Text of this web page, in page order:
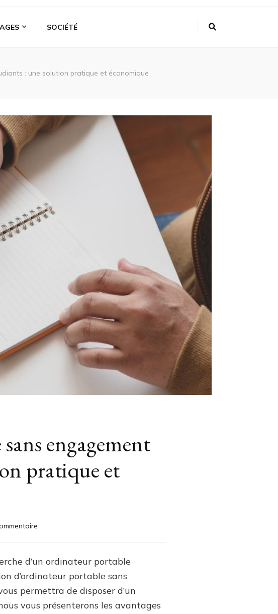
SOCIÉTÉ
: une solution pratique et économique
engagement
pratique et
sur
d’ordinateur
portable
sans
engagement
les
d’un ordinateur portable
d’ordinateur portable sans
permettra de disposer d’un
vous présenterons les avantages